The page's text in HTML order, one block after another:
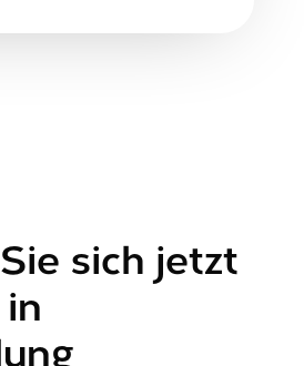
sich jetzt